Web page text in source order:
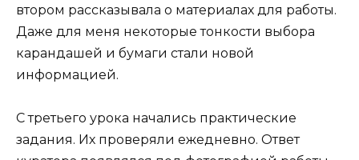
втором рассказывала о материалах для работы.
Даже для меня некоторые тонкости выбора
карандашей и бумаги стали новой
информацией.
С третьего урока начались практические
задания. Их проверяли ежедневно. Ответ